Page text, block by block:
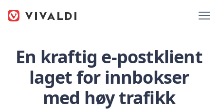
En kraftig e-postklient
laget for innbokser
med høy trafikk